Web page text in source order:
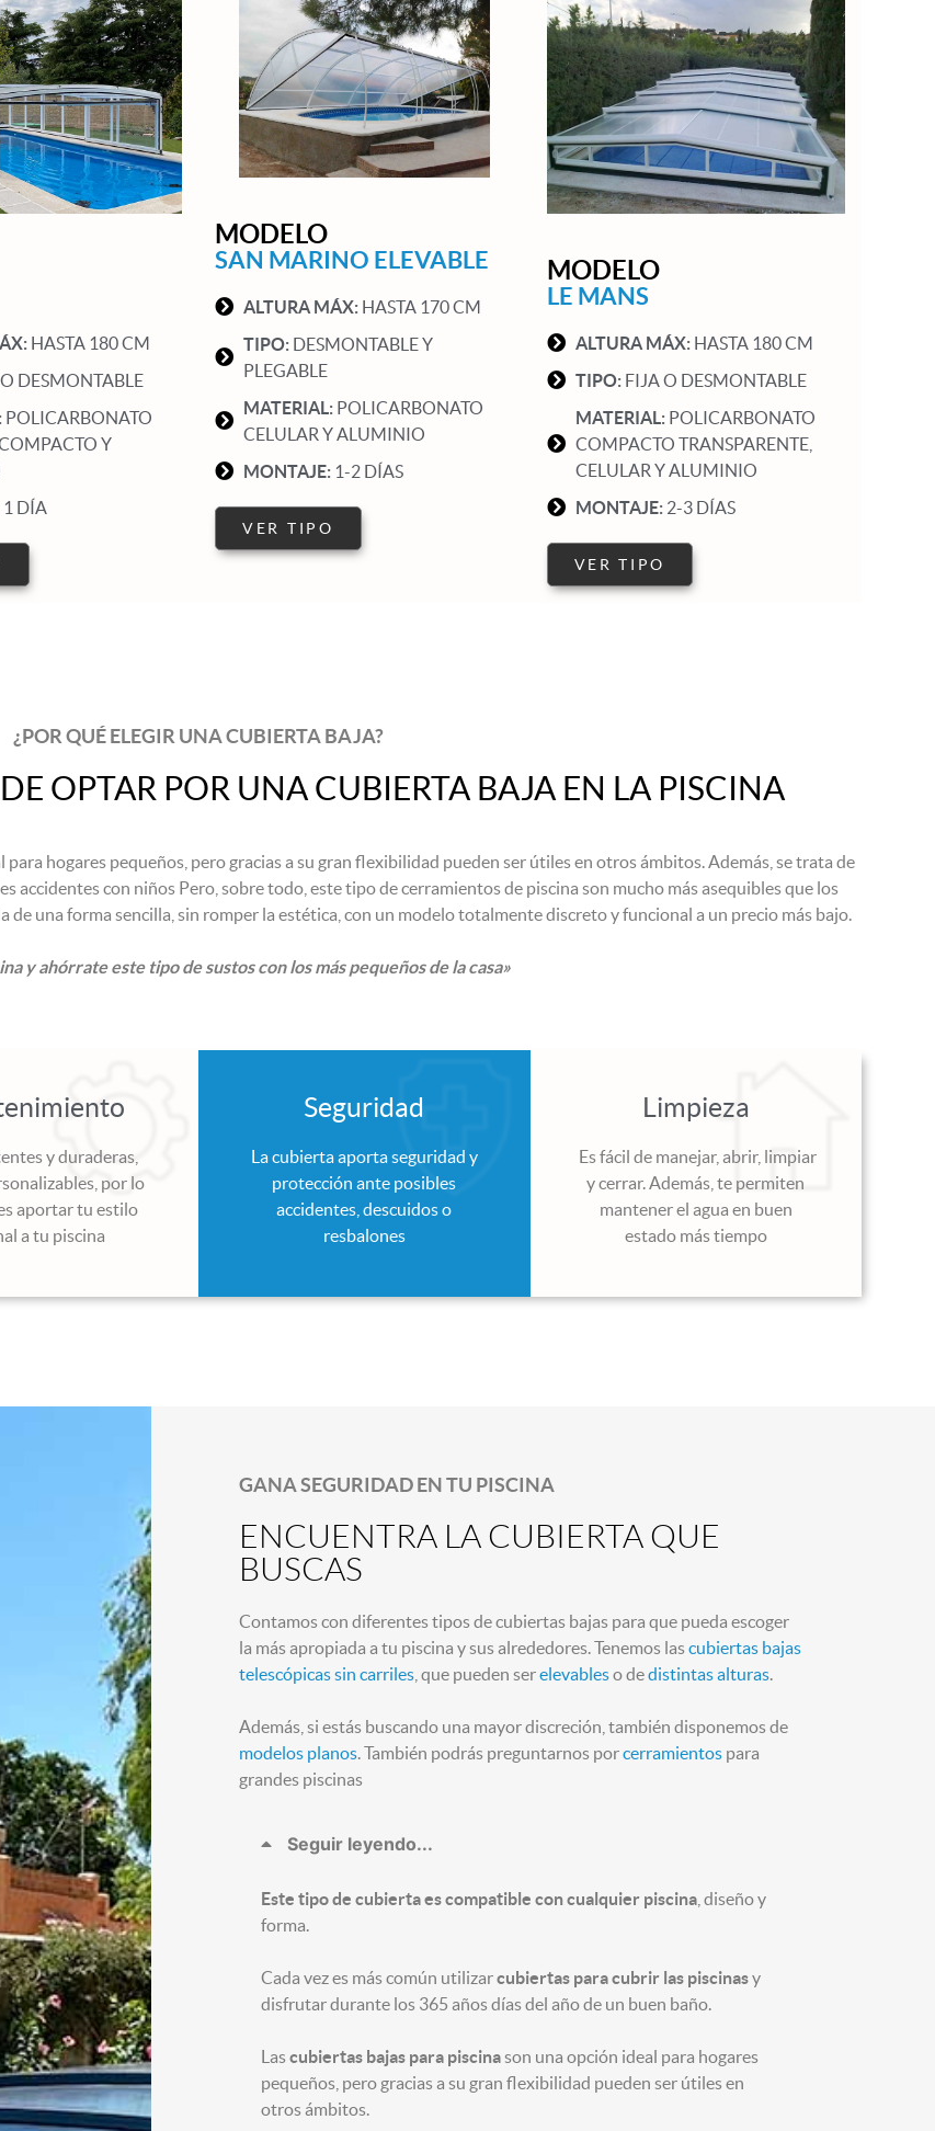
HASTA 180 CM
DESMONTABLE
POLICARBONATO
Y
1 DÍA
MODELO
SAN MARINO ELEVABLE
ALTURA MÁX: HASTA 170 CM
TIPO: DESMONTABLE Y
PLEGABLE
MATERIAL: POLICARBONATO
CELULAR Y ALUMINIO
MONTAJE: 1-2 DÍAS
VER TIPO
MODELO
LE MANS
ALTURA MÁX: HASTA 180 CM
TIPO: FIJA O DESMONTABLE
MATERIAL: POLICARBONATO
COMPACTO TRANSPARENTE,
CELULAR Y ALUMINIO
MONTAJE: 2-3 DÍAS
VER TIPO
¿POR QUÉ ELEGIR UNA CUBIERTA BAJA?
OPTAR POR UNA CUBIERTA BAJA EN LA PISCINA
para hogares pequeños, pero gracias a su gran flexibilidad pueden ser útiles en otros ámbitos. Además, se trata de
accidentes con niños Pero, sobre todo, este tipo de cerramientos de piscina son mucho más asequibles que los
una forma sencilla, sin romper la estética, con un modelo totalmente discreto y funcional a un precio más bajo.
y ahórrate este tipo de sustos con los más pequeños de la casa»
y duraderas,
por lo
aportar tu estilo
a tu piscina
Seguridad
La cubierta aporta seguridad y
protección ante posibles
accidentes, descuidos o
resbalones
Limpieza
Es fácil de manejar, abrir, limpiar
y cerrar. Además, te permiten
mantener el agua en buen
estado más tiempo
GANA SEGURIDAD EN TU PISCINA
ENCUENTRA LA CUBIERTA QUE
BUSCAS
Contamos con diferentes tipos de cubiertas bajas para que pueda escoger
la más apropiada a tu piscina y sus alrededores. Tenemos lascubiertas bajas
telescópicas sin carriles, que pueden serelevableso dedistintas alturas.
Además, si estás buscando una mayor discreción, también disponemos de
modelos planos. También podrás preguntarnos porcerramientospara
grandes piscinas
Seguir leyendo...
Este tipo de cubierta es compatible con cualquier piscina, diseño y
forma.
Cada vez es más común utilizarcubiertas para cubrir las piscinasy
disfrutar durante los 365 años días del año de un buen baño.
Lascubiertas bajas para piscinason una opción ideal para hogares
pequeños, pero gracias a su gran flexibilidad pueden ser útiles en
otros ámbitos. ​